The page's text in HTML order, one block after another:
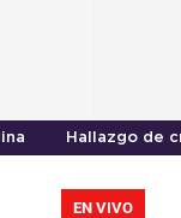
Hallazgo de
EN VIVO